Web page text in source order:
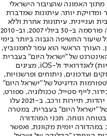
האמונה שהציבור הישראלי
ומדויקת יותר. עיתונות שמדברת
ועניינית. עיתונות אחרת וללא
תשלום. המהדורה המודפסת הראשונה פורסמה ב-30 ביולי 2007, וב-2010
שיעור החשיפה הגבוה ביותר בימי
העורך הראשי הוא עמר לחמנוביץ,
של "ישראל היום" בעברית
ובאנגלית, כמו כן היישומונים (אפליקציות) לאנדרואיד ול-iOS, מציגים
ועדכונים, ניתוחים ופרשנויות,
הדיגיטל של "ישראל היום"
לייף סטייל, טכנולוגיה, ספורט,
כלכלה וצרכנות, בריאות, חיילים, אוכל, יהדות, תיירות ורכב. ב-2021 עלו
"ישראל היום" בעברית, במטרה
ונוחה. תכני המהדורה
במהדורה יומית מקוונת, ואפשר